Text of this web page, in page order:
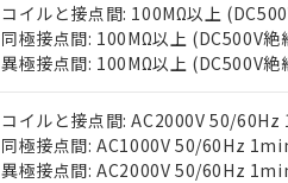
コイルと接点間: 100MΩ以上
同極接点間: 100MΩ以上 (DC500V絶
異極接点間: 100MΩ以上 (DC500V絶
コイルと接点間: AC2000V 50/
同極接点間: AC1000V 50/60Hz
異極接点間: AC2000V 50/60Hz
51物質の非含有証
※本証明書は発行
また、RoHS指令
混在することから
既に当社にて対応
り割愛しております